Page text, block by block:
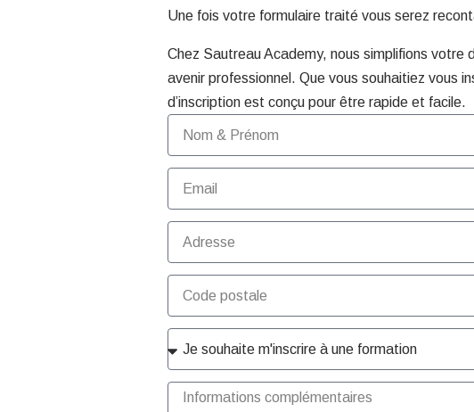
Une fois votre formulaire traité vous serez
Chez Sautreau Academy, nous simplifions votre
avenir professionnel. Que vous souhaitiez vous
d’inscription est conçu pour être rapide et facile.